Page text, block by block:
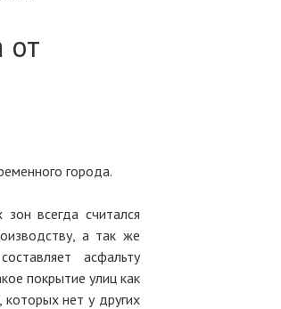
от
города.
всегда считался
а так же
асфальту
покрытие улиц как
нет у других